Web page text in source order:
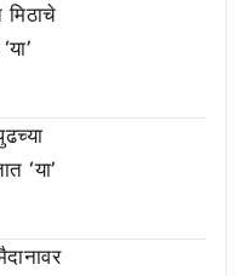
‘या’